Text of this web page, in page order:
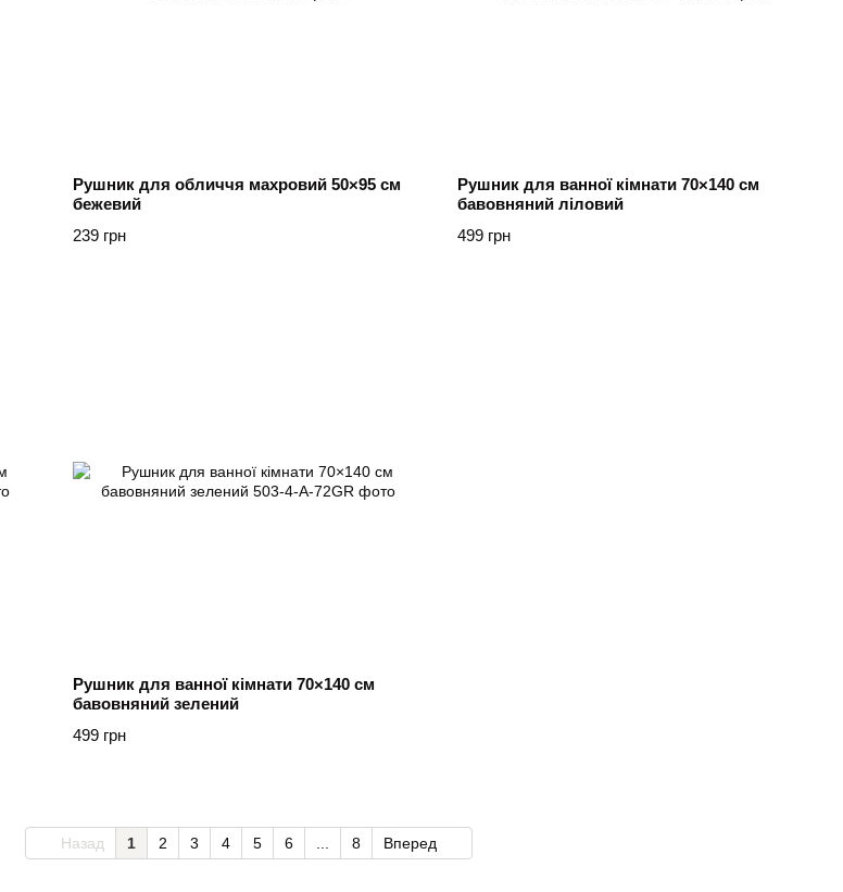
Рушник для обличчя махровий 50×95 см
бежевий
239 грн
Рушник для ванної кімнати 70×140 см
бавовняний ліловий
499 грн
Рушник для ванної кімнати 70×140 см
бавовняний зелений
499 грн
Назад 1 2 3 4 5 6 8 Вперед